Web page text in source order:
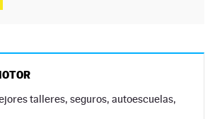
talleres, seguros, autoescuelas,